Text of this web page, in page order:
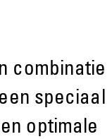
combinatie
speciaal
optimale